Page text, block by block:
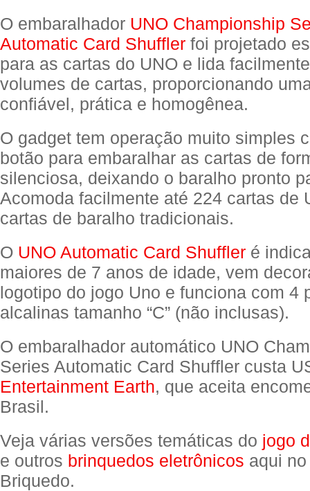
O embaralhador UNO Championship
Automatic Card Shuffler foi projetado
para as cartas do UNO e lida
volumes de cartas, proporcionando
confiável, prática e homogênea.
O gadget tem operação muito simples
botão para embaralhar as cartas de
silenciosa, deixando o baralho pronto
Acomoda facilmente até 224 cartas de
cartas de baralho tradicionais.
O UNO Automatic Card Shuffler é
maiores de 7 anos de idade, vem
logotipo do jogo Uno e funciona com 4
alcalinas tamanho “C” (não inclusas).
O embaralhador automático UNO
Series Automatic Card Shuffler custa
Entertainment Earth, que aceita
Brasil.
Veja várias versões temáticas do jogo
e outros brinquedos eletrônicos aqui
Briquedo.